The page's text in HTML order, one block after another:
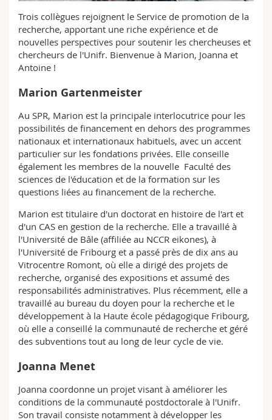
Interfacultaire
Doctorants
Programme des cours
MyUnifr
Trois collègues rejoignent le Service de promotion de la
recherche, apportant une riche expérience et de
nouvelles perspectives pour soutenir les chercheuses et
chercheurs de l'Unifr. Bienvenue à Marion, Joanna et
Antoine !
Marion Gartenmeister
Au SPR, Marion est la principale interlocutrice pour les
possibilités de financement en dehors des programmes
nationaux et internationaux habituels, avec un accent
particulier sur les fondations privées. Elle conseille
également les membres de la nouvelle Faculté des
sciences de l'éducation et de la formation sur les
questions liées au financement de la recherche.
Marion est titulaire d'un doctorat en histoire de l'art et
d'un CAS en gestion de la recherche. Elle a travaillé à
l'Université de Bâle (affiliée au NCCR eikones), à
l'Université de Fribourg et a passé près de dix ans au
Vitrocentre Romont, où elle a dirigé des projets de
recherche, organisé des expositions et assumé des
responsabilités administratives. Plus récemment, elle a
travaillé au bureau du doyen pour la recherche et le
développement à la Haute école pédagogique Fribourg,
où elle a conseillé la communauté de recherche et géré
des subventions tout au long de leur cycle de vie.
Joanna Menet
Joanna coordonne un projet visant à améliorer les
conditions de la communauté postdoctorale à l'Unifr.
Son travail consiste notamment à développer les